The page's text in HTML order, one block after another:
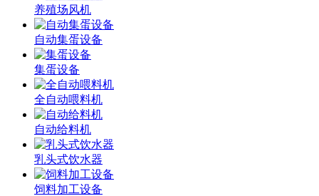
养殖场风机
自动集蛋设备
集蛋设备
全自动喂料机
自动给料机
乳头式饮水器
饲料加工设备